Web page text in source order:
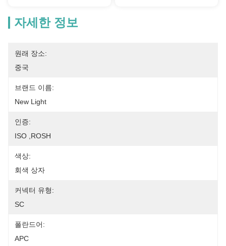
자세한 정보
원래 장소:
중국
브랜드 이름:
New Light
인증:
ISO ,ROSH
색상:
회색 상자
커넥터 유형:
SC
폴란드어:
APC